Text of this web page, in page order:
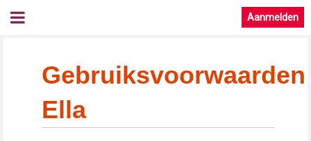
Aanmelden
Gebruiksvoorwaarden
Ella